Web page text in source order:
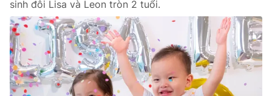
Nguyễn Trọng Ninh
Tổng đài VTV:024.38 355 931 - 024.38 355 932
Ðiện thoại Thời báo VTV:024.66 897 897
Email:
toasoan@vtv.vn
Liên hệ quảng cáo:024-7300.7108
sinh đôi Lisa và Leon tròn 2 tuổi.